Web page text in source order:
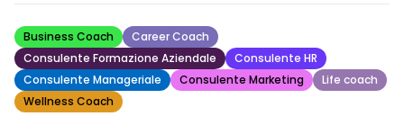
Business Coach
Career Coach
Consulente Formazione Aziendale
Consulente HR
Consulente Manageriale
Consulente Marketing
Life coach
Wellness Coach